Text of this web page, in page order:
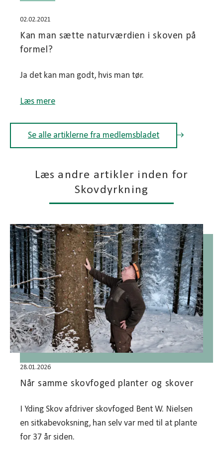
02.02.2021
Kan man sætte naturværdien i skoven på
formel?
Ja det kan man godt, hvis man tør.
Læs mere
Se alle artiklerne fra medlemsbladet
Læs andre artikler inden for
Skovdyrkning
28.01.2026
Når samme skovfoged planter og skover
I Yding Skov afdriver skovfoged Bent W. Nielsen
en sitkabevoksning, han selv var med til at plante
for 37 år siden.